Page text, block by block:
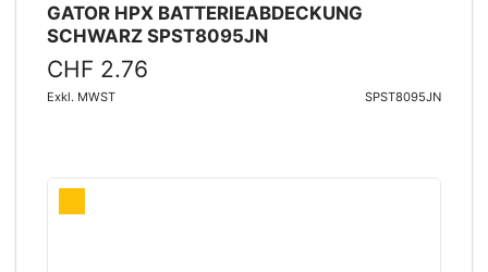
GATOR HPX BATTERIEABDECKUNG
SCHWARZ SPST8095JN
CHF 2.76
Exkl. MWST SPST8095JN